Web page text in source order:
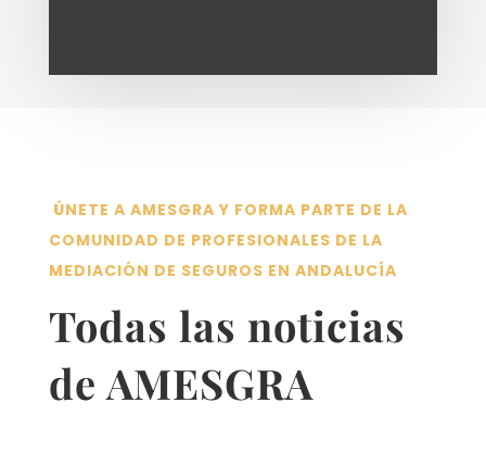
ÚNETE A AMESGRA Y FORMA PARTE DE LA
COMUNIDAD DE PROFESIONALES DE LA
MEDIACIÓN DE SEGUROS EN ANDALUCÍA
Todas las noticias
de AMESGRA